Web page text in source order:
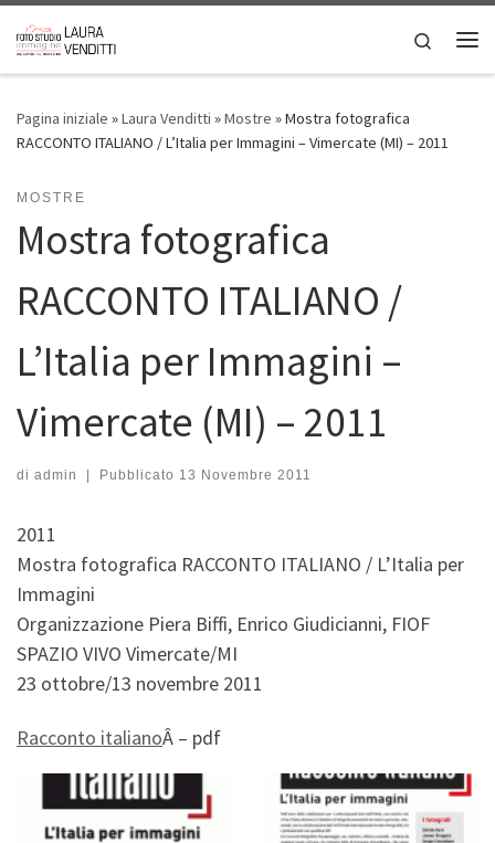
Passa al contenuto
Search
Pagina iniziale »Laura Venditti »Mostre »Mostra fotografica
RACCONTO ITALIANO / L’Italia per Immagini – Vimercate (MI) – 2011
MOSTRE
Mostra fotografica
RACCONTO ITALIANO /
L’Italia per Immagini –
Vimercate (MI) – 2011
di admin | Pubblicato 13 Novembre 2011
2011
Mostra fotografica RACCONTO ITALIANO / L’Italia per
Immagini
Organizzazione Piera Biffi, Enrico Giudicianni, FIOF
SPAZIO VIVO Vimercate/MI
23 ottobre/13 novembre 2011
Racconto italianoÂ – pdf